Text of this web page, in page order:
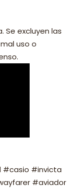
Se excluyen las
uso o
#casio #invicta
#aviador